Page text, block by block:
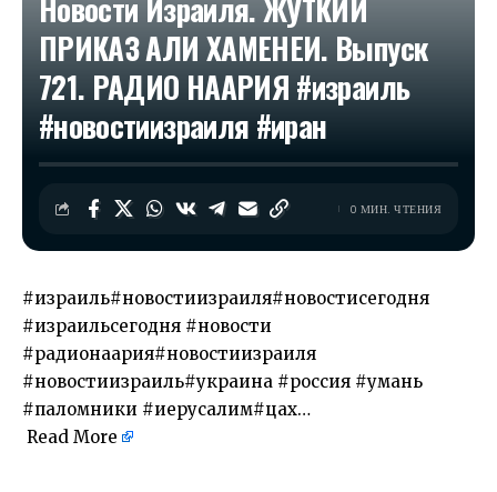
Новости Израиля. ЖУТКИЙ
ПРИКАЗ АЛИ ХАМЕНЕИ. Выпуск
721. РАДИО НААРИЯ #израиль
#новостиизраиля #иран
0 МИН. ЧТЕНИЯ
#израиль#новостиизраиля#новостисегодня
#израильсегодня #новости
#радионаария#новостиизраиля
#новостиизраиль#украина #россия #умань
#паломники #иерусалим#цах…
Read More